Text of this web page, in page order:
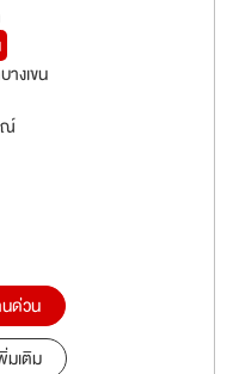
างเขน
ณ์
ด่วน
มเติม